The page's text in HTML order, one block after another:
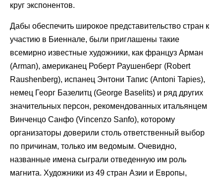
круг экспонентов.
Дабы обеспечить широкое представительство стран к
участию в Биеннале, были приглашены такие
всемирно известные художники, как француз Арман
(Arman), американец Роберт Раушенберг (Robert
Raushenberg), испанец Энтони Тапис (Antoni Tapies),
немец Георг Базелитц (George Baselits) и ряд других
значительных персон, рекомендованных итальянцем
Винченцо Санфо (Vincenzo Sanfo), которому
организаторы доверили столь ответственный выбор
по причинам, только им ведомым. Очевидно,
названные имена сыграли отведенную им роль
магнита. Художники из 49 стран Азии и Европы,